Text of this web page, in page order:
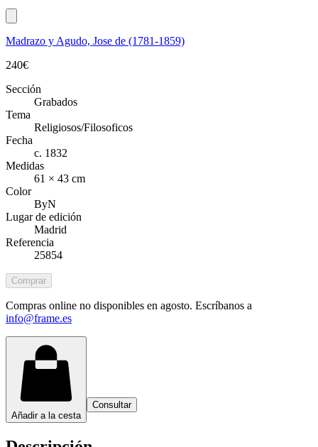
Madrazo y Agudo, Jose de (1781-1859)
240€
Sección
Grabados
Tema
Religiosos/Filosoficos
Fecha
c. 1832
Medidas
61 × 43 cm
Color
ByN
Lugar de edición
Madrid
Referencia
25854
Comprar
Compras online no disponibles en agosto. Escríbanos a
info@frame.es
Añadir a la cesta
Consultar